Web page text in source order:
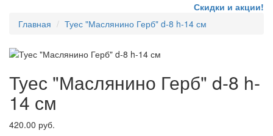
Скидки и акции!
Главная
Туес "Маслянино Герб" d-8 h-14 см
Туес "Маслянино Герб" d-8 h-
14 см
420.00 руб.